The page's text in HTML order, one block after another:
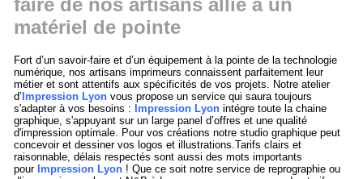
faire de nos artisans allié à un
matériel de pointe
Fort d’un savoir-faire et d’un équipement à la pointe de la technologie
numérique, nos artisans imprimeurs connaissent parfaitement leur
métier et sont attentifs aux spécificités de vos projets. Notre atelier
d’ Impression Lyon vous propose un service qui saura toujours
s'adapter à vos besoins : Impression Lyon intégre toute la chaine
graphique, s'appuyant sur un large panel d’offres et une qualité
d'impression optimale. Pour vos créations notre studio graphique peut
concevoir et dessiner vos logos et illustrations.Tarifs clairs et
raisonnable, délais respectés sont aussi des mots importants
pour Impression Lyon ! Que ce soit notre service de reprographie ou